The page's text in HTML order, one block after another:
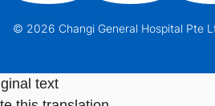
© 2026 Changi General Hospital Pte
text